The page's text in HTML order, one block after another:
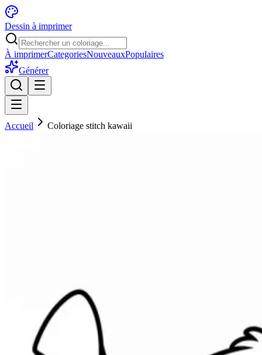
Dessin à imprimer
À imprimerCategoriesNouveauxPopulaires
Générer
Accueil Coloriage stitch kawaii